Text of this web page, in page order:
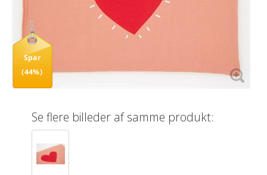
Spar
(44%)
Se flere billeder af samme produkt: